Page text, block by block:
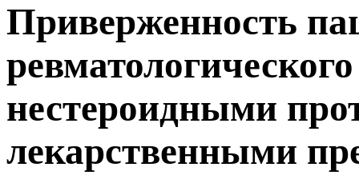
Приверженность
нестероидными
лекарственными